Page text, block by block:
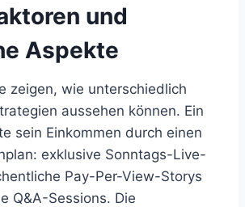
und
Aspekte
zeigen, wie unterschiedlich
aussehen können. Ein
sein Einkommen durch einen
exklusive Sonntags-Live-
Pay-Per-View-Storys
Q&A-Sessions. Die